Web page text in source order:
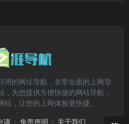
用的网址导航，非常全面的上网导
为您提供方便快捷的网站导航，
站，让您的上网体验更快捷。
请 免责声明 关于我们